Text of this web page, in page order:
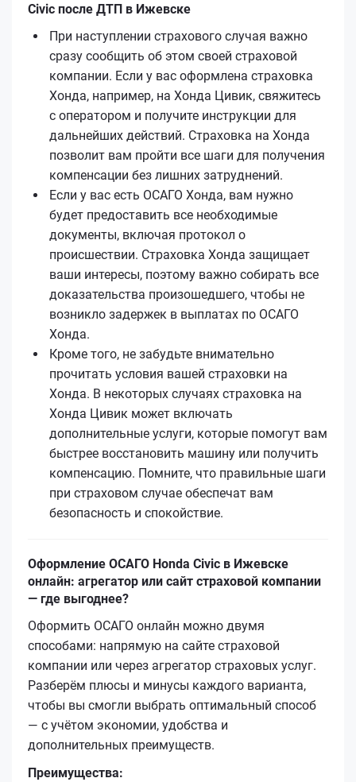
Civic после ДТП в Ижевске
При наступлении страхового случая важно
сразу сообщить об этом своей страховой
компании. Если у вас оформлена страховка
Хонда, например, на Хонда Цивик, свяжитесь
с оператором и получите инструкции для
дальнейших действий. Страховка на Хонда
позволит вам пройти все шаги для получения
компенсации без лишних затруднений.
Если у вас есть ОСАГО Хонда, вам нужно
будет предоставить все необходимые
документы, включая протокол о
происшествии. Страховка Хонда защищает
ваши интересы, поэтому важно собирать все
доказательства произошедшего, чтобы не
возникло задержек в выплатах по ОСАГО
Хонда.
Кроме того, не забудьте внимательно
прочитать условия вашей страховки на
Хонда. В некоторых случаях страховка на
Хонда Цивик может включать
дополнительные услуги, которые помогут вам
быстрее восстановить машину или получить
компенсацию. Помните, что правильные шаги
при страховом случае обеспечат вам
безопасность и спокойствие.
Оформление ОСАГО Honda Civic в Ижевске
онлайн: агрегатор или сайт страховой компании
— где выгоднее?
Оформить ОСАГО онлайн можно двумя
способами: напрямую на сайте страховой
компании или через агрегатор страховых услуг.
Разберём плюсы и минусы каждого варианта,
чтобы вы смогли выбрать оптимальный способ
— с учётом экономии, удобства и
дополнительных преимуществ.
Преимущества: